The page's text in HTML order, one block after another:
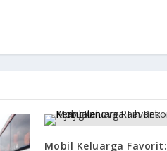
Mobil Keluarga Favorit: